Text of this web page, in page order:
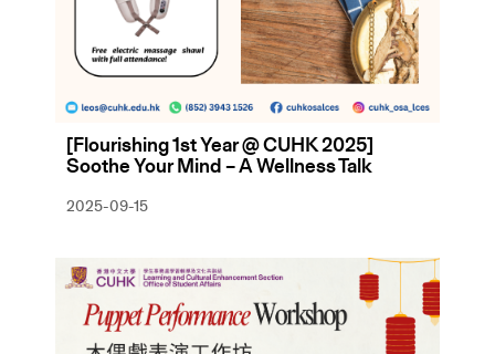
[Flourishing 1st Year @ CUHK 2025]
Soothe Your Mind – A Wellness Talk
2025-09-15